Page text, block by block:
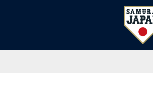
侍ジャパンオフィシャ